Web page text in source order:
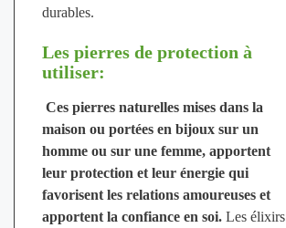
durables.
Les pierres de protection à
utiliser:
Ces pierres naturelles mises dans la
maison ou portées en bijoux sur un
homme ou sur une femme, apportent
leur protection et leur énergie qui
favorisent les relations amoureuses et
apportent la confiance en soi. Les élixirs